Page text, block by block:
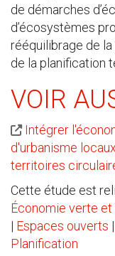
de démarches
d’écosystèmes
rééquilibrage de la
de la planification
VOIR
Intégrer
d'urbanisme
territoires
Cette étude est
Économie verte
| Espaces ouverts |
Planification